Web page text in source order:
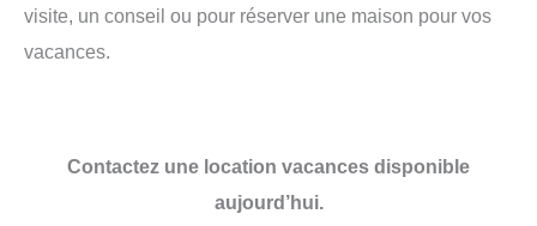
visite, un conseil ou pour réserver une maison pour vos
vacances.
Contactez une location vacances disponible
aujourd’hui.